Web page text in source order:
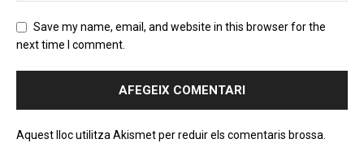
Save my name, email, and website in this browser for the
next time I comment.
Aquest lloc utilitza Akismet per reduir els comentaris brossa.